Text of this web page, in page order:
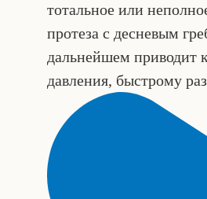
тотальное или
протеза с десневым
дальнейшем
давления, быстрому